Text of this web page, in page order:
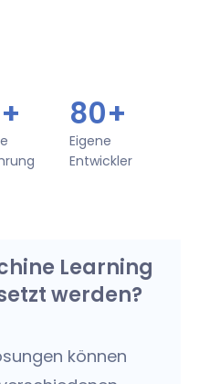
80+
Eigene
Entwickler
Learning
werden?
können